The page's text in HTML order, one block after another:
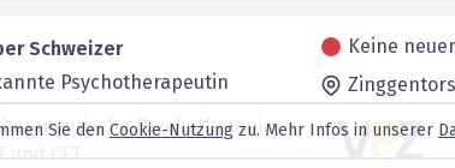
Schweizer
Psychotherapeutin
Psychotherapie,
und CFT
Keine
Sie den Cookie-Nutzung zu. Mehr Infos in unserer